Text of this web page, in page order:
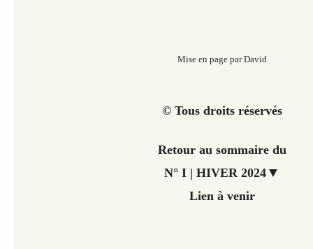
Mise en page par David
© Tous droits réservés
Retour au sommaire du
N° I | HIVER 2024▼
Lien à venir